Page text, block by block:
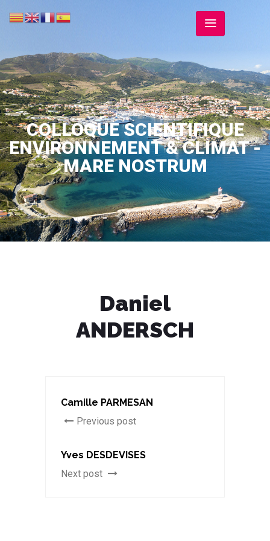
COLLOQUE SCIENTIFIQUE
ENVIRONNEMENT & CLIMAT -
MARE NOSTRUM
Daniel
ANDERSCH
Camille PARMESAN
Previous post
Yves DESDEVISES
Next post